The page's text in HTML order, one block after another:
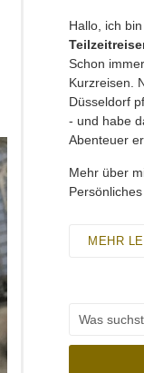
Hallo, ich
Schon
Kurzreisen.
Düsseldorf
- und habe
Abenteuer
Mehr über
Persönliches
MEHR